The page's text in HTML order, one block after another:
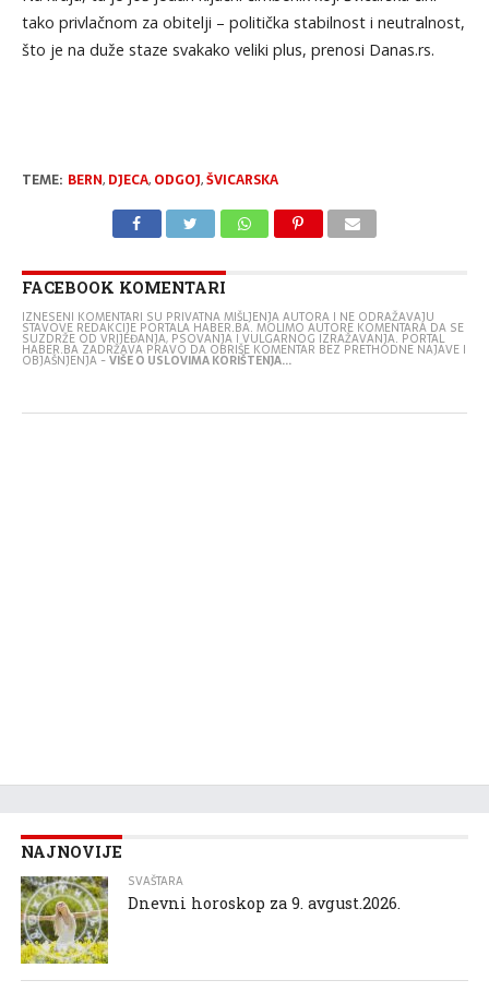
tako privlačnom za obitelji – politička stabilnost i neutralnost,
što je na duže staze svakako veliki plus, prenosi Danas.rs.
TEME: BERN, DJECA, ODGOJ,ŠVICARSKA
FACEBOOK KOMENTARI
IZNESENI KOMENTARI SU PRIVATNA MIŠLJENJA AUTORA I NE ODRAŽAVAJU
STAVOVE REDAKCIJE PORTALA HABER.BA. MOLIMO AUTORE KOMENTARA DA SE
SUZDRŽE OD VRIJEĐANJA, PSOVANJA I VULGARNOG IZRAŽAVANJA. PORTAL
HABER.BA ZADRŽAVA PRAVO DA OBRIŠE KOMENTAR BEZ PRETHODNE NAJAVE I
OBJAŠNJENJA -VIŠE O USLOVIMA KORIŠTENJA...
NAJNOVIJE
SVAŠTARA
Dnevni horoskop za 9. avgust.2026.